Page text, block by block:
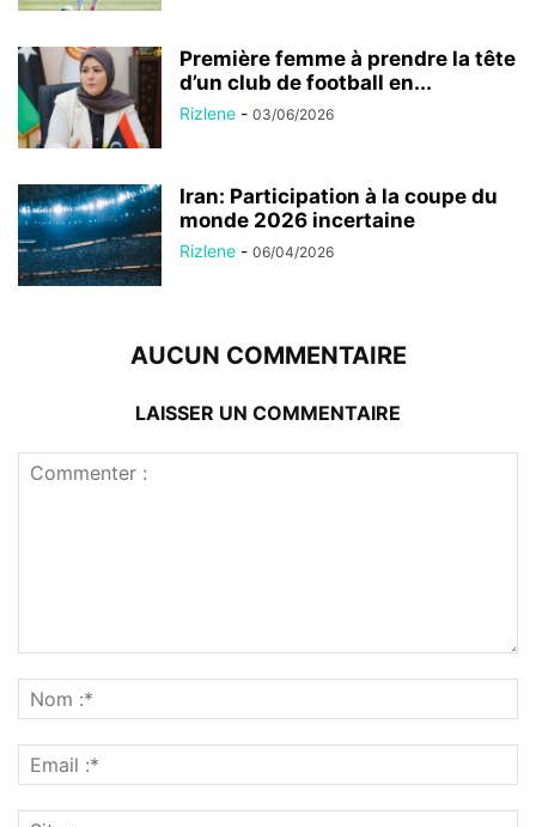
Première femme à prendre la tête
d’un club de football en...
Rizlene - 03/06/2026
Iran: Participation à la coupe du
monde 2026 incertaine
Rizlene - 06/04/2026
AUCUN COMMENTAIRE
LAISSER UN COMMENTAIRE